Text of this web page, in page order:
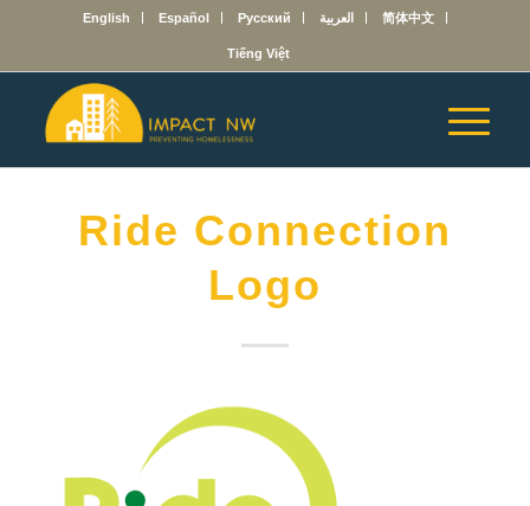
English Español Русский العربية 简体中文
Tiếng Việt
Ride Connection
Logo